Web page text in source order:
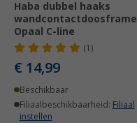
Haba dubbel haaks
wandcontactdoosframe
Opaal C-line
(1)
€ 14,99
Beschikbaar
Filiaalbeschikbaarheid: Filiaal
instellen